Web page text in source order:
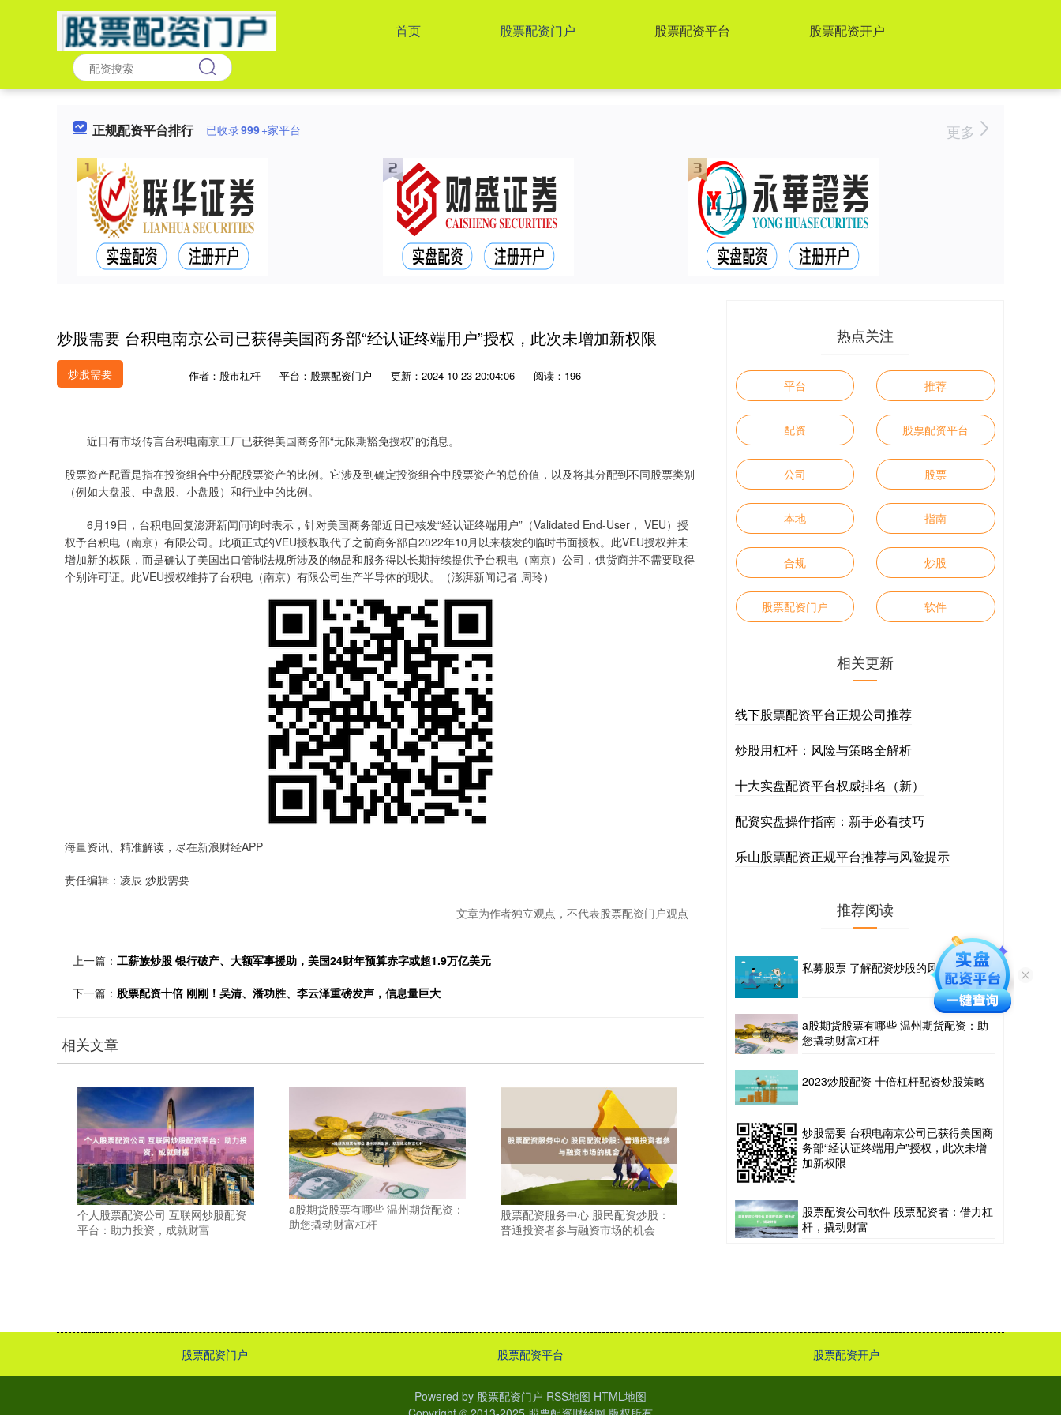
首页 股票配资门户 股票配资平台 股票配资开户
正规配资平台排行 已收录999+家平台 更多
炒股需要 台积电南京公司已获得美国商务部“经认证终端用户”授权，此次未增加新权限
炒股需要 作者：股市杠杆 平台：股票配资门户 更新：2024-10-23 20:04:06 阅读：196
近日有市场传言台积电南京工厂已获得美国商务部“无限期豁免授权”的消息。
股票资产配置是指在投资组合中分配股票资产的比例。它涉及到确定投资组合中股票资产的总价值，以及将其分配到不同股票类别
（例如大盘股、中盘股、小盘股）和行业中的比例。
6月19日，台积电回复澎湃新闻问询时表示，针对美国商务部近日已核发“经认证终端用户”（Validated End-User， VEU）授
权予台积电（南京）有限公司。此项正式的VEU授权取代了之前商务部自2022年10月以来核发的临时书面授权。此VEU授权并未
增加新的权限，而是确认了美国出口管制法规所涉及的物品和服务得以长期持续提供予台积电（南京）公司，供货商并不需要取得
个别许可证。此VEU授权维持了台积电（南京）有限公司生产半导体的现状。（澎湃新闻记者 周玲）
海量资讯、精准解读，尽在新浪财经APP
责任编辑：凌辰 炒股需要
文章为作者独立观点，不代表股票配资门户观点
上一篇： 工薪族炒股 银行破产、大额军事援助，美国24财年预算赤字或超1.9万亿美元
下一篇： 股票配资十倍 刚刚！吴清、潘功胜、李云泽重磅发声，信息量巨大
相关文章
个人股票配资公司 互联网炒股配资
平台：助力投资，成就财富
a股期货股票有哪些 温州期货配资：
助您撬动财富杠杆
股票配资服务中心 股民配资炒股：
普通投资者参与融资市场的机会
热点关注
平台 推荐
配资 股票配资平台
公司 股票
本地 指南
合规 炒股
股票配资门户 软件
相关更新
线下股票配资平台正规公司推荐
炒股用杠杆：风险与策略全解析
十大实盘配资平台权威排名（新）
配资实盘操作指南：新手必看技巧
乐山股票配资正规平台推荐与风险提示
推荐阅读
私募股票 了解配资炒股的风险和机会
a股期货股票有哪些 温州期货配资：助
您撬动财富杠杆
2023炒股配资 十倍杠杆配资炒股策略
炒股需要 台积电南京公司已获得美国商
务部“经认证终端用户”授权，此次未增
加新权限
股票配资公司软件 股票配资者：借力杠
杆，撬动财富
股票配资门户 股票配资平台 股票配资开户
Powered by 股票配资门户 RSS地图 HTML地图